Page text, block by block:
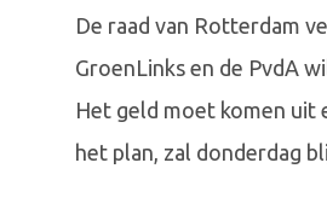
De raad van Rotterdam
GroenLinks en de PvdA
Het geld moet komen uit
het plan, zal donderdag